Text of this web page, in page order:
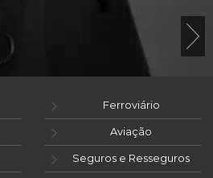
Ferroviário
Aviação
Seguros e Resseguros